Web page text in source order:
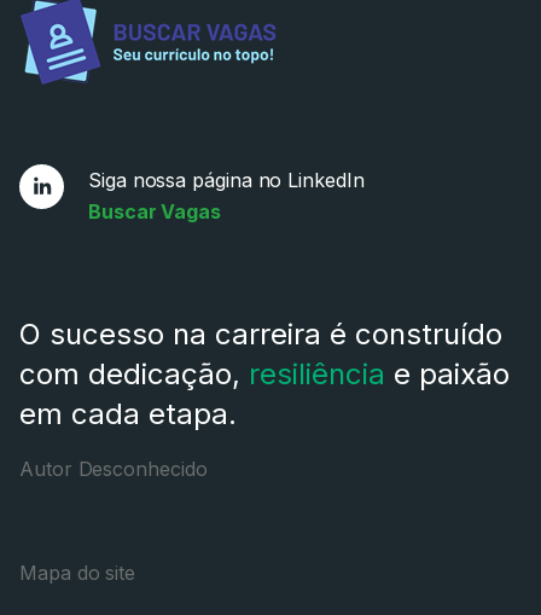
Siga nossa página no LinkedIn
Buscar Vagas
O sucesso na carreira é construído
com dedicação, resiliência e paixão
em cada etapa.
Autor Desconhecido
Mapa do site